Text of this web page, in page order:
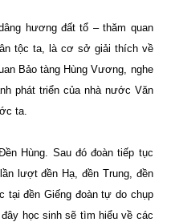
hương đất tổ – thăm quan
tộc ta, là cơ sở giải thích về
Bảo tàng Hùng Vương, nghe
phát triển của nhà nước Văn
ta.
Hùng. Sau đó đoàn tiếp tục
lượt đền Hạ, đền Trung, đền
tại đền Giếng đoàn tự do chụp
học sinh sẽ tìm hiểu về các